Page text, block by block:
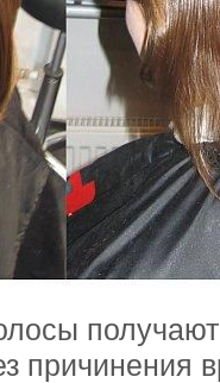
причинения